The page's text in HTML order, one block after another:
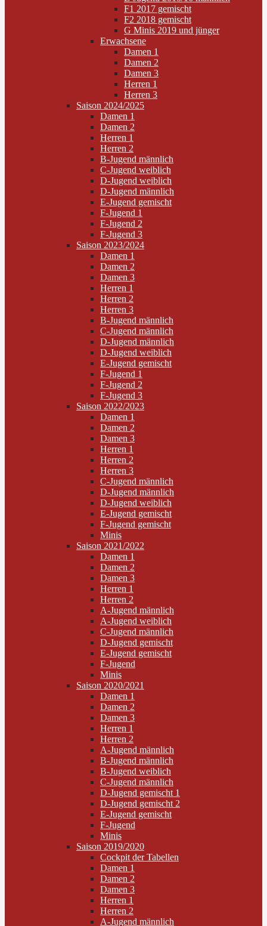
F1 2017 gemischt
F2 2018 gemischt
G Minis 2019 und jünger
Erwachsene
Damen 1
Damen 2
Damen 3
Herren 1
Herren 3
Saison 2024/2025
Damen 1
Damen 2
Herren 1
Herren 2
B-Jugend männlich
C-Jugend weiblich
D-Jugend weiblich
D-Jugend männlich
E-Jugend gemischt
F-Jugend 1
F-Jugend 2
F-Jugend 3
Saison 2023/2024
Damen 1
Damen 2
Damen 3
Herren 1
Herren 2
Herren 3
B-Jugend männlich
C-Jugend männlich
D-Jugend männlich
D-Jugend weiblich
E-Jugend gemischt
F-Jugend 1
F-Jugend 2
F-Jugend 3
Saison 2022/2023
Damen 1
Damen 2
Damen 3
Herren 1
Herren 2
Herren 3
C-Jugend männlich
D-Jugend männlich
D-Jugend weiblich
E-Jugend gemischt
F-Jugend gemischt
Minis
Saison 2021/2022
Damen 1
Damen 2
Damen 3
Herren 1
Herren 2
A-Jugend männlich
A-Jugend weiblich
C-Jugend männlich
D-Jugend gemischt
E-Jugend gemischt
F-Jugend
Minis
Saison 2020/2021
Damen 1
Damen 2
Damen 3
Herren 1
Herren 2
A-Jugend männlich
B-Jugend männlich
B-Jugend weiblich
C-Jugend männlich
D-Jugend gemischt 1
D-Jugend gemischt 2
E-Jugend gemischt
F-Jugend
Minis
Saison 2019/2020
Cockpit der Tabellen
Damen 1
Damen 2
Damen 3
Herren 1
Herren 2
A-Jugend männlich